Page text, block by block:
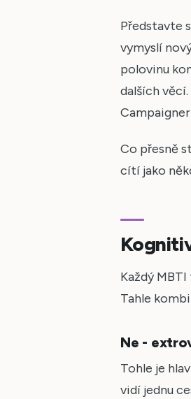
Představte
vymyslí
polovinu
dalších
Co přesně
cítí jako
Každý
Tahle
Ne -
Tohle je
vidí jednu